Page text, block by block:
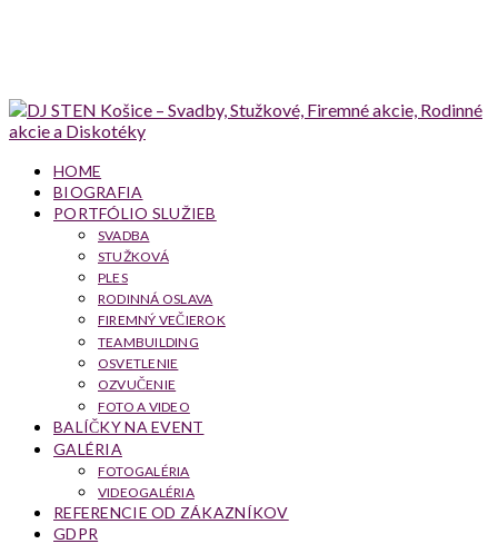
HOME
BIOGRAFIA
PORTFÓLIO SLUŽIEB
SVADBA
STUŽKOVÁ
PLES
RODINNÁ OSLAVA
FIREMNÝ VEČIEROK
TEAMBUILDING
OSVETLENIE
OZVUČENIE
FOTO A VIDEO
BALÍČKY NA EVENT
GALÉRIA
FOTOGALÉRIA
VIDEOGALÉRIA
REFERENCIE OD ZÁKAZNÍKOV
GDPR